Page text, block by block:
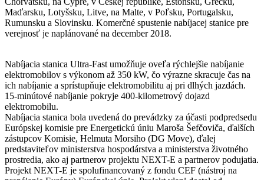
Maďarsku, Lotyšsku, Litve, na Malte, v Poľsku, Portugalsku,
Rumunsku a Slovinsku. Komerčné spustenie nabíjacej stanice pre
verejnosť je naplánované na december 2018.
Nabíjacia stanica Ultra-Fast umožňuje oveľa rýchlejšie nabíjanie
elektromobilov s výkonom až 350 kW, čo výrazne skracuje čas na
ich nabíjanie a sprístupňuje elektromobilitu aj pri dlhých jazdách.
15-minútové nabíjanie pokryje 400-kilometrový dojazd
elektromobilu.
Nabíjacia stanica bola uvedená do prevádzky za účasti podpredsedu
Európskej komisie pre Energetickú úniu Maroša Šefčoviča, ďalších
zástupcov Komisie, Helmuta Morsiho (DG Move), ďalej
predstaviteľov ministerstva hospodárstva a ministerstva životného
prostredia, ako aj partnerov projektu NEXT-E a partnerov podujatia.
Projekt NEXT-E je spolufinancovaný z fondu CEF (nástroj na